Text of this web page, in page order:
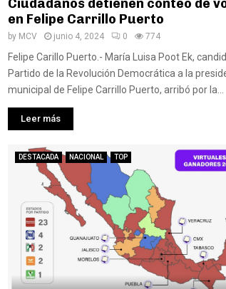
Ciudadanos detienen conteo de
en Felipe Carrillo Puerto
by MCV junio 4, 2024 0 774
Felipe Carillo Puerto.- María Luisa Poot Ek,
Partido de la Revolución Democrática a la
municipal de Felipe Carrillo Puerto, arribó por la...
Leer más
DESTACADA NACIONAL TOP